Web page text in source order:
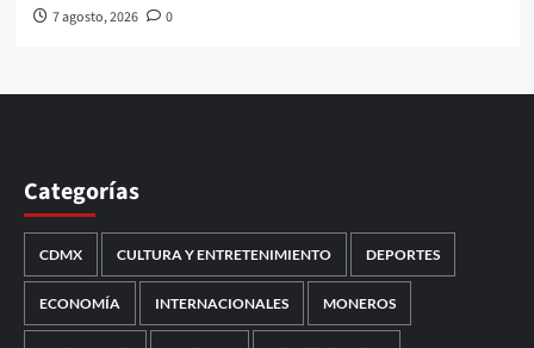
7 agosto, 2026 0
Categorías
CDMX CULTURA Y ENTRETENIMIENTO DEPORTES
ECONOMÍA INTERNACIONALES MONEROS